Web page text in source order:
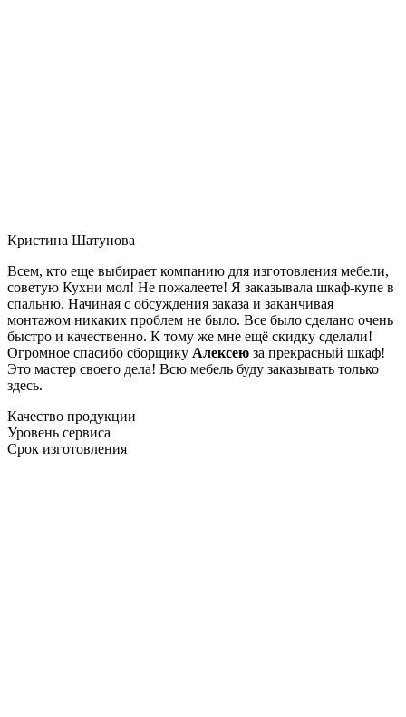
Кристина Шатунова
Всем, кто еще выбирает компанию для изготовления мебели,
советую Кухни мол! Не пожалеете! Я заказывала шкаф-купе в
спальню. Начиная с обсуждения заказа и заканчивая
монтажом никаких проблем не было. Все было сделано очень
быстро и качественно. К тому же мне ещё скидку сделали!
Огромное спасибо сборщику Алексею за прекрасный шкаф!
Это мастер своего дела! Всю мебель буду заказывать только
здесь.
Качество продукции
Уровень сервиса
Срок изготовления